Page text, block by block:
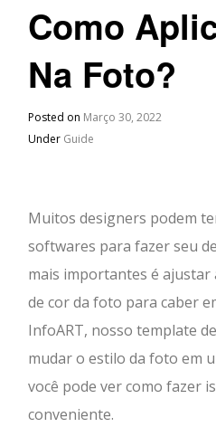
Como
Na Foto?
Posted on Março 30, 2022
Under Guide
Muitos designers podem
softwares para fazer seu
mais importantes é ajustar
de cor da foto para caber
InfoART, nosso template
mudar o estilo da foto em
você pode ver como fazer
conveniente.